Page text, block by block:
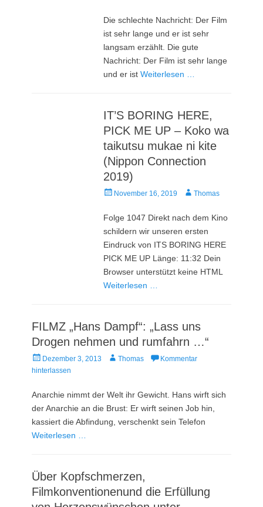
Die schlechte Nachricht: Der Film
ist sehr lange und er ist sehr
langsam erzählt. Die gute
Nachricht: Der Film ist sehr lange
und er istWeiterlesen …
IT’S BORING HERE,
PICK ME UP – Koko wa
taikutsu mukae ni kite
(Nippon Connection
2019)
Veröffentlicht
November 16, 2019 AutorThomas
Folge 1047 Direkt nach dem Kino
schildern wir unseren ersten
Eindruck von ITS BORING HERE
PICK ME UP Länge: 11:32 Dein
Browser unterstützt keine HTML
Weiterlesen …
FILMZ „Hans Dampf“: „Lass uns
Drogen nehmen und rumfahrn …“
Veröffentlicht
am
Dezember 3, 2013 AutorThomas
Kommentar
hinterlassen
Anarchie nimmt der Welt ihr Gewicht. Hans wirft sich
der Anarchie an die Brust: Er wirft seinen Job hin,
kassiert die Abfindung, verschenkt sein Telefon
Weiterlesen …
Über Kopfschmerzen,
Filmkonventionenund die Erfüllung